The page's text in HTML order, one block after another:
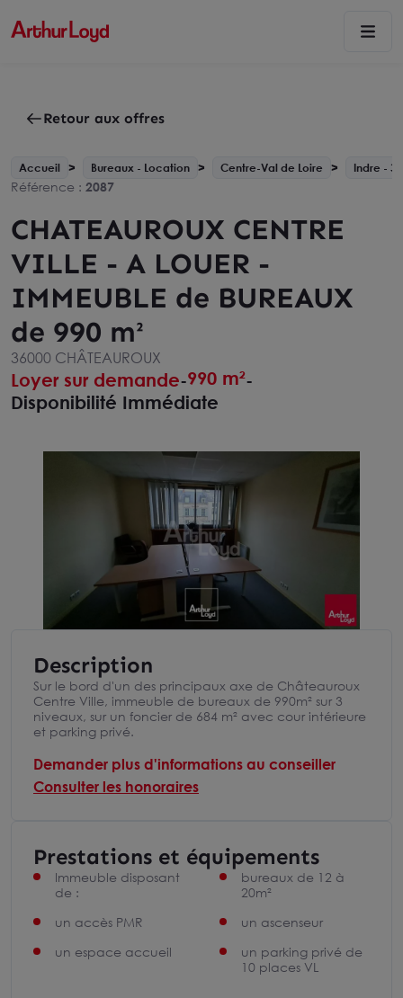
Retour aux offres
Accueil Bureaux - Location Centre-Val de Loire Indre - 36
Référence : 2087
CHATEAUROUX CENTRE
VILLE - A LOUER -
IMMEUBLE de BUREAUX
de 990 m²
36000 CHÂTEAUROUX
Loyer sur demande-990 m²-
Disponibilité Immédiate
Description
Sur le bord d'un des principaux axe de Châteauroux
Centre Ville, immeuble de bureaux de 990m² sur 3
niveaux, sur un foncier de 684 m² avec cour intérieure
et parking privé.
Demander plus d'informations au conseiller
Consulter les honoraires
Prestations et équipements
Immeuble disposant
de :
un accès PMR
un espace accueil
bureaux de 12 à
20m²
un ascenseur
un parking privé de
10 places VL